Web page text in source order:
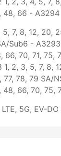
48, 66 - A3294
5, 7, 8, 12, 20,
Sub6 -
66, 70, 71, 75,
1, 2, 3, 5, 7, 8,
77, 78, 79 SA/
48, 66, 70, 75,
LTE, 5G, EV-